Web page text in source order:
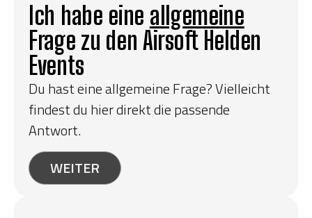
Ich habe eine allgemeine
Frage zu den Airsoft Helden
Events
Du hast eine allgemeine Frage? Vielleicht
findest du hier direkt die passende
Antwort.
WEITER